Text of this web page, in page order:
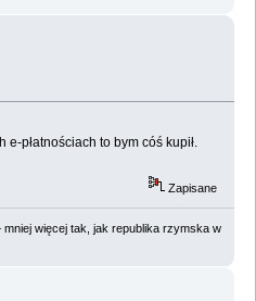
e-płatnościach to bym cóś kupił.
Zapisane
więcej tak, jak republika rzymska w